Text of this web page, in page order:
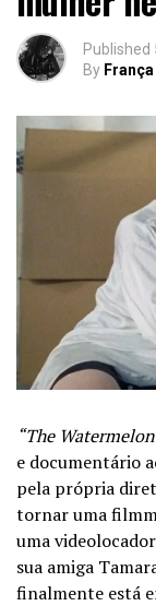
Published
By
“The
e documentário
pela própria
tornar uma
uma
sua amiga
finalmente está